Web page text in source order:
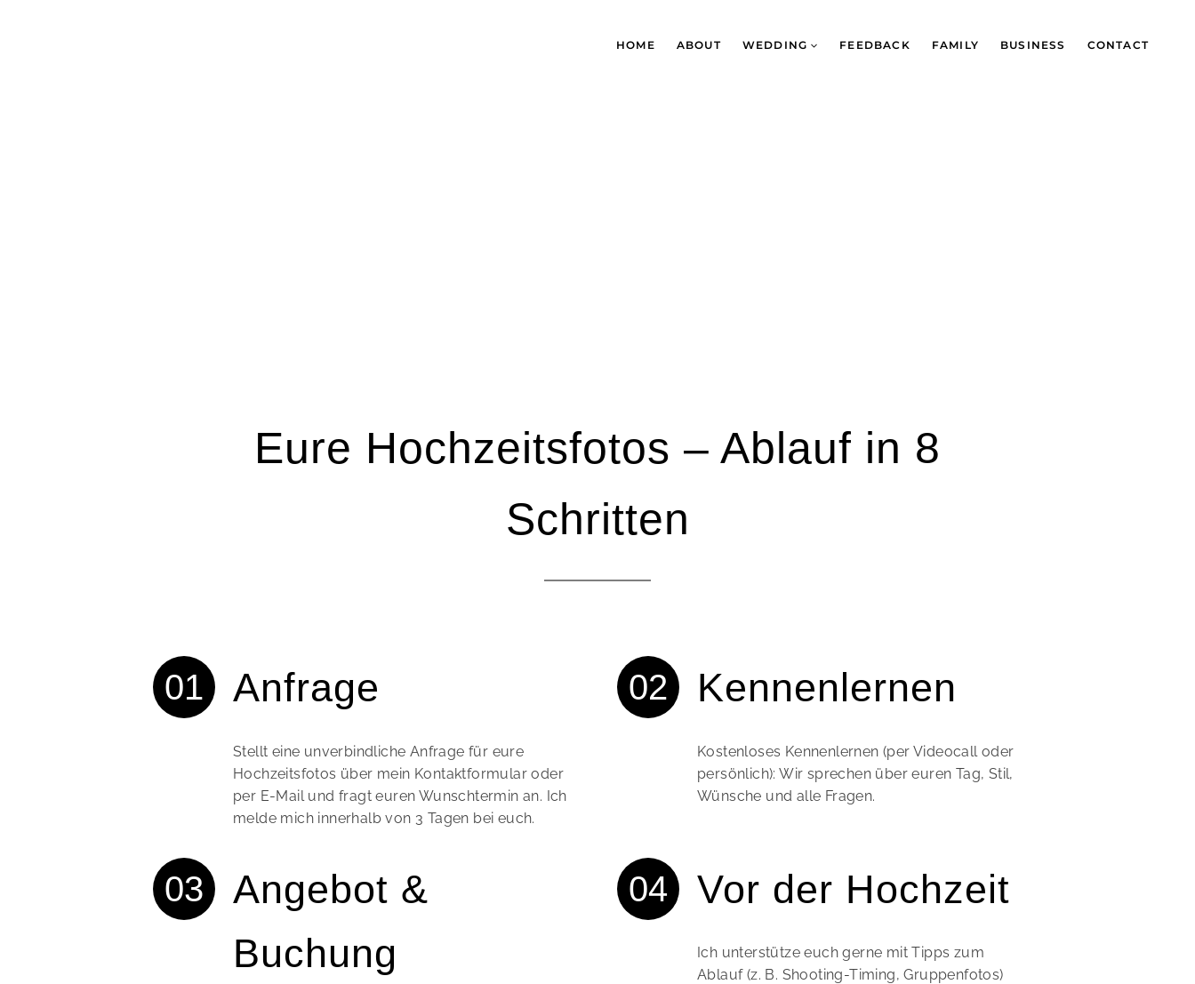
HOME ABOUT WEDDING FEEDBACK FAMILY BUSINESS CONTACT
Eure Hochzeitsfotos – Ablauf in 8
Schritten
Anfrage
Stellt eine unverbindliche Anfrage für eure
Hochzeitsfotos über mein Kontaktformular oder
per E-Mail und fragt euren Wunschtermin an. Ich
melde mich innerhalb von 3 Tagen bei euch.
Kennenlernen
Kostenloses Kennenlernen (per Videocall oder
persönlich): Wir sprechen über euren Tag, Stil,
Wünsche und alle Fragen.
Angebot &
Buchung
Vor der Hochzeit
Ich unterstütze euch gerne mit Tipps zum
Ablauf (z. B. Shooting-Timing, Gruppenfotos)